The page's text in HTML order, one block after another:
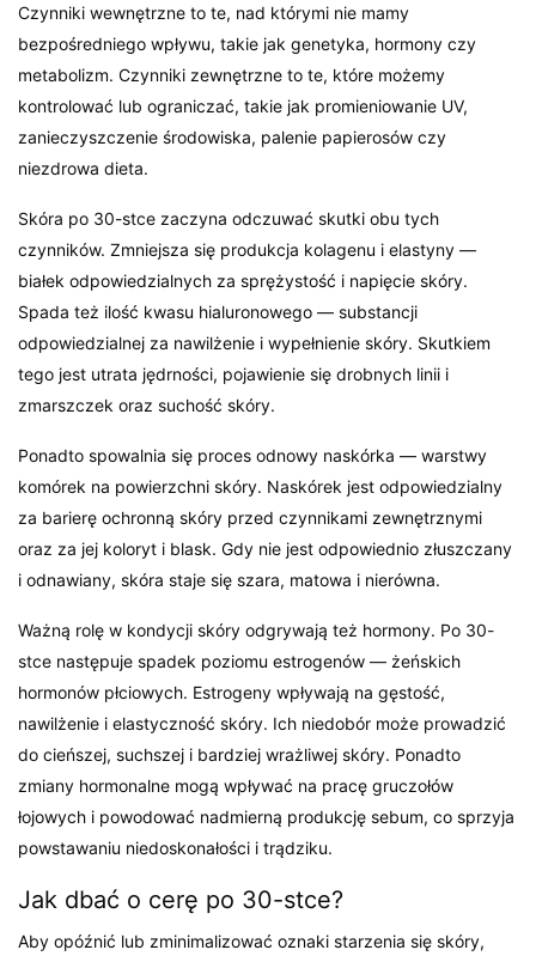
Czynniki wewnętrzne to te, nad którymi nie mamy
bezpośredniego wpływu, takie jak genetyka, hormony czy
metabolizm. Czynniki zewnętrzne to te, które możemy
kontrolować lub ograniczać, takie jak promieniowanie UV,
zanieczyszczenie środowiska, palenie papierosów czy
niezdrowa dieta.
Skóra po 30-stce zaczyna odczuwać skutki obu tych
czynników. Zmniejsza się produkcja kolagenu i elastyny —
białek odpowiedzialnych za sprężystość i napięcie skóry.
Spada też ilość kwasu hialuronowego — substancji
odpowiedzialnej za nawilżenie i wypełnienie skóry. Skutkiem
tego jest utrata jędrności, pojawienie się drobnych linii i
zmarszczek oraz suchość skóry.
Ponadto spowalnia się proces odnowy naskórka — warstwy
komórek na powierzchni skóry. Naskórek jest odpowiedzialny
za barierę ochronną skóry przed czynnikami zewnętrznymi
oraz za jej koloryt i blask. Gdy nie jest odpowiednio złuszczany
i odnawiany, skóra staje się szara, matowa i nierówna.
Ważną rolę w kondycji skóry odgrywają też hormony. Po 30-
stce następuje spadek poziomu estrogenów — żeńskich
hormonów płciowych. Estrogeny wpływają na gęstość,
nawilżenie i elastyczność skóry. Ich niedobór może prowadzić
do cieńszej, suchszej i bardziej wrażliwej skóry. Ponadto
zmiany hormonalne mogą wpływać na pracę gruczołów
łojowych i powodować nadmierną produkcję sebum, co sprzyja
powstawaniu niedoskonałości i trądziku.
Jak dbać o cerę po 30-stce?
Aby opóźnić lub zminimalizować oznaki starzenia się skóry,